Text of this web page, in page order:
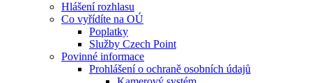
Hlášení rozhlasu
Co vyřídíte na OÚ
Poplatky
Služby Czech Point
Povinné informace
Prohlášení o ochraně osobních údajů